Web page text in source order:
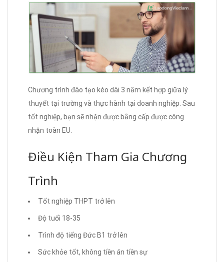
Chương trình đào tạo kéo dài 3 năm kết hợp giữa lý
thuyết tại trường và thực hành tại doanh nghiệp. Sau
tốt nghiệp, bạn sẽ nhận được bằng cấp được công
nhận toàn EU.
Điều Kiện Tham Gia Chương
Trình
Tốt nghiệp THPT trở lên
Độ tuổi 18-35
Trình độ tiếng Đức B1 trở lên
Sức khỏe tốt, không tiền án tiền sự